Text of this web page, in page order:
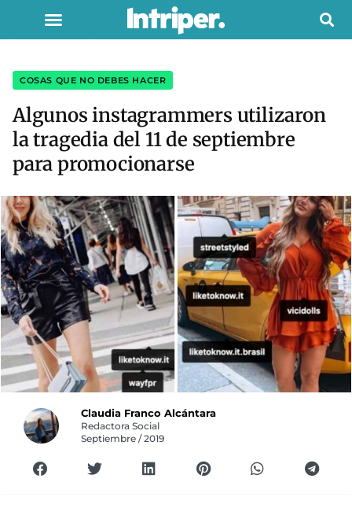
COSAS QUE NO DEBES HACER
Algunos instagrammers utilizaron
la tragedia del 11 de septiembre
para promocionarse
Claudia Franco Alcántara
Redactora Social
Septiembre / 2019